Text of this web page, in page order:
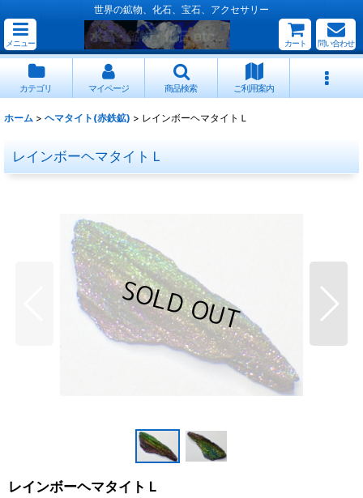
世界の鉱物、化石、宝石、アクセサリー
メニュー カート 問い合わせ
カテゴリ マイページ 商品検索 ご利用案内
ホーム > ヘマタイト(赤鉄鉱) > レインボーヘマタイトＬ
レインボーヘマタイトＬ
レインボーヘマタイトＬ